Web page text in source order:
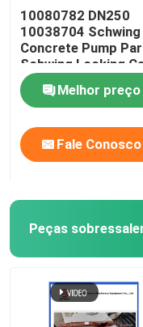
10080782 DN250
10038704 Schwing
Concrete Pump
Schwing Locking
Melhor preço
Fale Conosco